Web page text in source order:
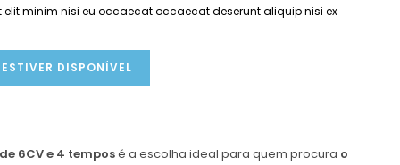
minim nisi eu occaecat occaecat deserunt aliquip nisi ex
DISPONÍVEL
6CV e 4 temposé a escolha ideal para quem procura o